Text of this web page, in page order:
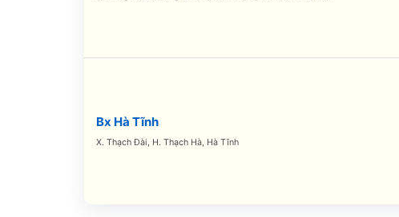
Bx Hà Tĩnh
X. Thạch Đài, H. Thạch Hà, Hà Tĩnh